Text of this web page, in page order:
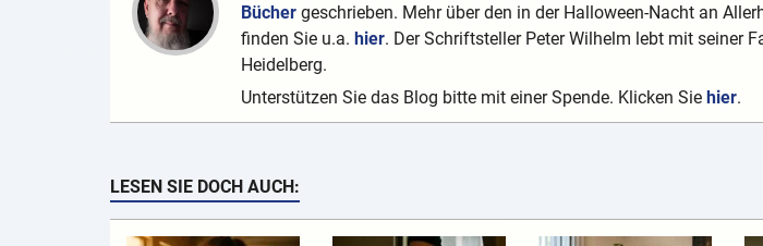
Büchergeschrieben. Mehr über den in der Halloween-Nacht an
finden Sie u.a. hier. Der Schriftsteller Peter Wilhelm lebt mit seiner
Heidelberg.
Unterstützen Sie das Blog bitte mit einer Spende. Klicken Sie hier.
LESEN SIE DOCH AUCH: